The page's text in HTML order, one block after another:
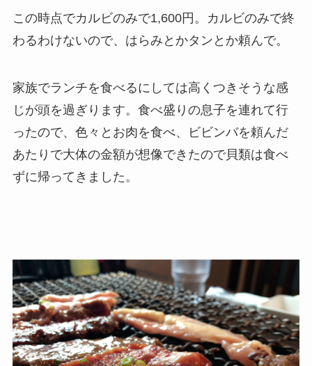
この時点でカルビのみで1,600円。カルビのみで終
わるわけないので、はらみとかタンとか頼んで。
家族でランチを食べるにしては高くつきそうな感
じが頭を過ぎります。食べ盛りの息子を連れて行
ったので、色々とお肉を食べ、ビビンバを頼んだ
あたりで大体の金額が想像できたので貝類は食べ
ずに帰ってきました。